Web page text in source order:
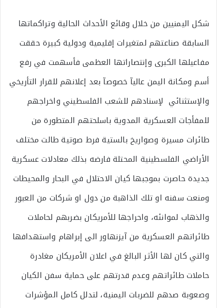
شكل اليمنيين من خلال وقائع الأحداث الحالية وتراكماتها
السابقة صناعتهم لمتغيرات إقليمية ودولية كبيرة حققت
مفاعيلها الكبرى وإنتصاراتها العظمى فأسهمت في رفع
أسم ومكانة اليمن عاليآ خصوصآ بعد إعلانهم للقرار التأريخي
والإستثنائي لإسنادهم للشعب الفلسطيني واخراجهم
للمفأجات العسكرية المدوية باسلحتهم المتطورة من
طائرات مسيرة وصواريخ بالستية فرط صوتية طالت مختلف
الأراضي الفلسطينية المحتلة فارضه بذلك معادلات عسكرية
جديدة حاصرت بموجبها كيان الاحتلال في البحار والمحيطات
ومنعت سفنه او تلك الذاهبة من دول او شركات من العبور
والذهاب لموانئه، واحراجها للأمريكان بضربهم لحاملات
طائراتهم العسكرية من آيزنهاور الى إبراهام واستهدافها
والتي كان لها الأثر البالغ في اعلان الأمريكان مغادرة
حاملات طائراتهم وعدم قدرتهم على حماية سفن الكيان
وصعوبة صدهم للضربات اليمنية، لتدلل كامل المؤشرات